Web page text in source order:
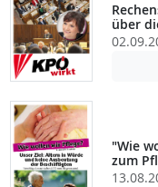
über
"Wie
zum